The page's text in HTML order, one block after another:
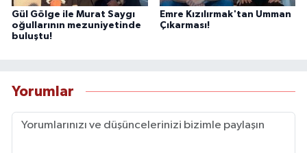
Gül Gölge ile Murat Saygı
oğullarının mezuniyetinde
buluştu!
Emre Kızılırmak'tan Umman
Çıkarması!
Yorumlar